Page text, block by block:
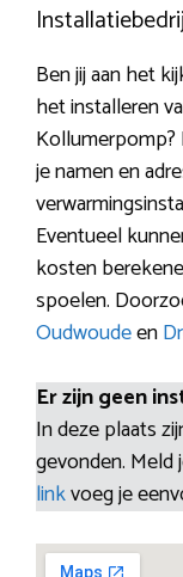
Ben jij aan het
het installeren
je namen en
Eventueel
kosten
spoelen.
Oudwoudeen
Er zijn geen
In deze plaats
gevonden. Meld
linkvoeg je